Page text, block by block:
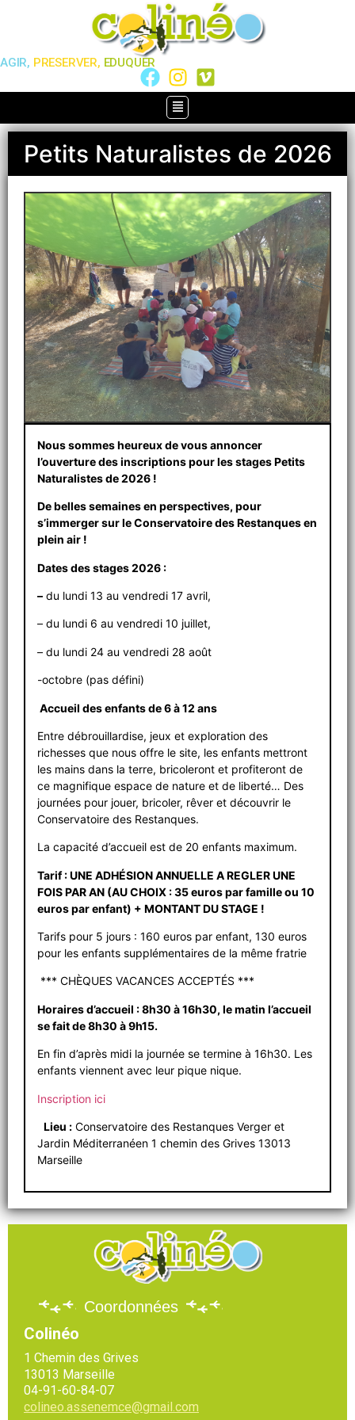
AGIR, PRESERVER, EDUQUER
Petits Naturalistes de 2026
Nous sommes heureux de vous annoncer
l’ouverture des inscriptions pour les stages Petits
Naturalistes de 2026 !
De belles semaines en perspectives, pour
s’immerger sur le Conservatoire des Restanques en
plein air !
Dates des stages 2026 :
– du lundi 13 au vendredi 17 avril,
– du lundi 6 au vendredi 10 juillet,
– du lundi 24 au vendredi 28 août
-octobre (pas défini)
Accueil des enfants de 6 à 12 ans
Entre débrouillardise, jeux et exploration des
richesses que nous offre le site, les enfants mettront
les mains dans la terre, bricoleront et profiteront de
ce magnifique espace de nature et de liberté… Des
journées pour jouer, bricoler, rêver et découvrir le
Conservatoire des Restanques.
La capacité d’accueil est de 20 enfants maximum.
Tarif : UNE ADHÉSION ANNUELLE A REGLER UNE
FOIS PAR AN (AU CHOIX : 35 euros par famille ou 10
euros par enfant) + MONTANT DU STAGE !
Tarifs pour 5 jours : 160 euros par enfant, 130 euros
pour les enfants supplémentaires de la même fratrie
*** CHÈQUES VACANCES ACCEPTÉS ***
Horaires d’accueil : 8h30 à 16h30, le matin l’accueil
se fait de 8h30 à 9h15.
En fin d’après midi la journée se termine à 16h30. Les
enfants viennent avec leur pique nique.
Inscription ici
Lieu : Conservatoire des Restanques Verger et
Jardin Méditerranéen 1 chemin des Grives 13013
Marseille
Coordonnées
Colinéo
1 Chemin des Grives
13013 Marseille
04-91-60-84-07
colineo.assenemce@gmail.com